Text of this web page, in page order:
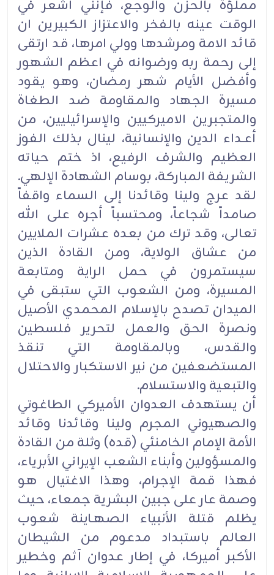
مملؤة بالحزن والوجع، فإنني اشعر في
الوقت ‏عينه بالفخر والاعتزاز الكبيرين ان
قائد الامة ومرشدها وولي امرها، قد ارتقى
إلى رحمة ربه ورضوانه في اعظم الشهور
‏وأفضل الأيام شهر رمضان، وهو يقود
مسيرة الجهاد والمقاومة ضد الطغاة
والمتجبرين الاميركيين والإسرائيليين، من
أعـداء ‏الدين والإنسانية، لينال بذلك الفوز
العظيم والشرف الرفيع، اذ ختم حياته
الشريفة المباركة، بوسام الشهادة الإلهي.‏
لقد عرج ولينا وقائدنا إلى السماء واقفاً
صامداً شجاعاً، ومحتسباً أجره على الله
تعالى، وقد ترك من بعده عشرات الملايين
من ‏عشاق الولاية، ومن القادة الذين
سيستمرون في حمل الراية ومتابعة
المسيرة، ومن الشعوب التي ستبقى في
الميدان تصدح ‏بالإسلام المحمدي الأصيل
ونصرة الحق والعمل لتحرير فلسطين
والقدس، وبالمقاومة التي تنقذ
المستضعفين من نير ‏الاستكبار والاحتلال
والتبعية والاستسلام.‏
أن يستهدف العدوان الأميركي الطاغوتي
والصهيوني المجرم ولينا وقائدنا وقائد
الأمة الإمام الخامنئي (قده) وثلة من القادة
‏والمسؤولين وأبناء الشعب الإيراني الأبرياء،
فهذا قمة الإجرام، وهذا الاغتيال هو
وصمة عار على جبين البشرية جمعاء، ‏حيث
يظلم قتلة الأنبياء الصهـاينة شعوب
العالم باستبداد مدعوم من الشيطان
الأكبر أميركا، في إطار عدوان آثم وخطير